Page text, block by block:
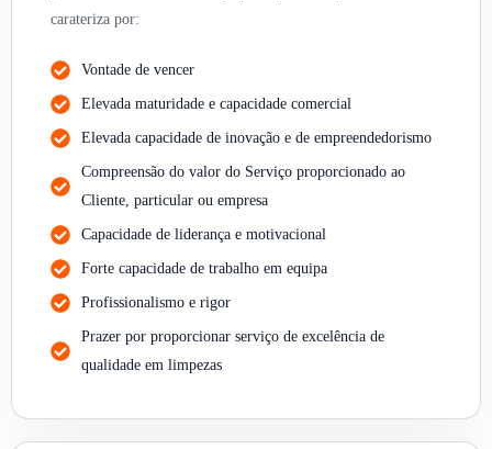
carateriza por:
Vontade de vencer
Elevada maturidade e capacidade comercial
Elevada capacidade de inovação e de empreendedorismo
Compreensão do valor do Serviço proporcionado ao
Cliente, particular ou empresa
Capacidade de liderança e motivacional
Forte capacidade de trabalho em equipa
Profissionalismo e rigor
Prazer por proporcionar serviço de excelência de
qualidade em limpezas